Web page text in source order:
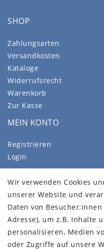
SHOP
Zahlungsarten
Versandkosten
Kataloge
Widerrufsrecht
Warenkorb
Zur Kasse
MEIN KONTO
Registrieren
Login
Wür über uns
FAQ
Impressum
Daten­schutz­erklärung
AGB
Wir verwenden Cookies
unserer Website und
Daten von
Adresse), um z.B. Inhalte
personalisieren, Medien
oder Zugriffe auf unsere